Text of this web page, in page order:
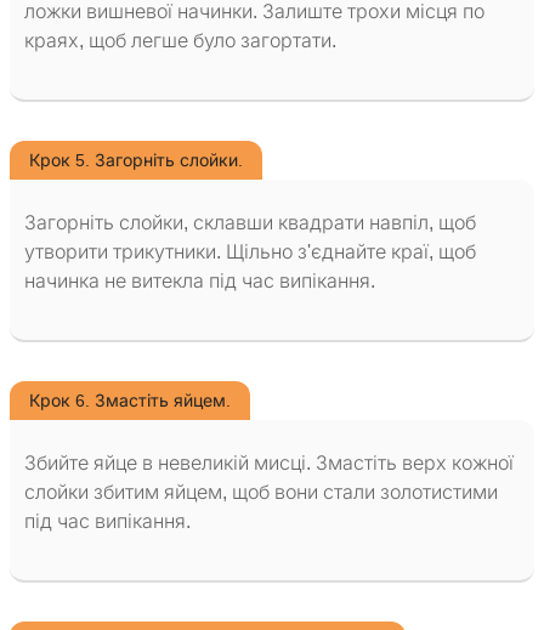
ложки вишневої начинки. Залиште трохи місця по
краях, щоб легше було загортати.
Крок 5. Загорніть слойки.
Загорніть слойки, склавши квадрати навпіл, щоб
утворити трикутники. Щільно з'єднайте краї, щоб
начинка не витекла під час випікання.
Крок 6. Змастіть яйцем.
Збийте яйце в невеликій мисці. Змастіть верх кожної
слойки збитим яйцем, щоб вони стали золотистими
під час випікання.